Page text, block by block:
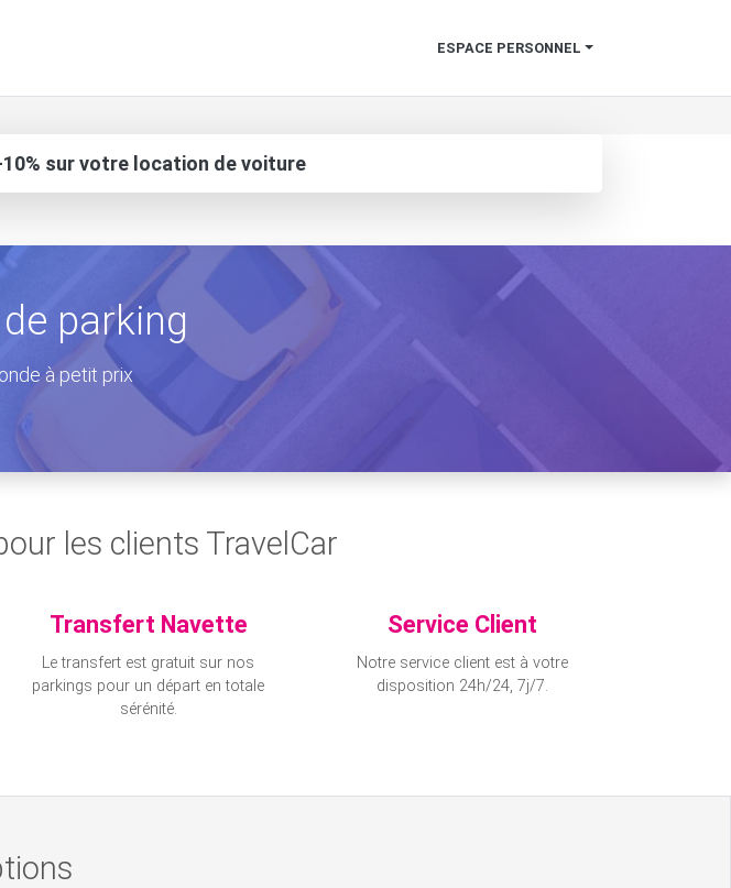
ESPACE PERSONNEL
sur votre location de voiture
parking
à petit prix
les clients TravelCar
Transfert Navette
Le transfert est gratuit sur nos
parkings pour un départ en totale
sérénité.
Service Client
Notre service client est à votre
disposition 24h/24, 7j/7.